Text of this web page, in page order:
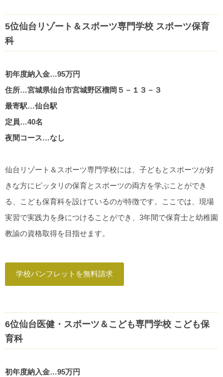
5位仙台リゾート＆スポーツ専門学校 スポーツ保育
科
初年度納入金…95万円
住所…宮城県仙台市宮城野区榴岡５－１３－３
最寄駅…仙台駅
定員…40名
夜間コース…なし
仙台リゾート＆スポーツ専門学校には、子どもとスポーツが好
きな方にピッタリの保育とスポーツの両方を学ぶことができ
る、こども保育科を設けているのが特徴です。ここでは、現場
実習で実践力を身につけることができ、3年間で保育士と幼稚園
教諭の資格取得を目指せます。
学校パンフレットを無料請求
6位仙台医健・スポーツ＆こども専門学校 こども保
育科
初年度納入金…95万円